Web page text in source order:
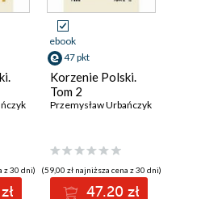
z 30 dni)
ebook
47 pkt
Korzenie Polski.
Tom 2
Przemysław Urbańczyk
(59,00 zł najniższa cena z 30 dni)
47.20 zł